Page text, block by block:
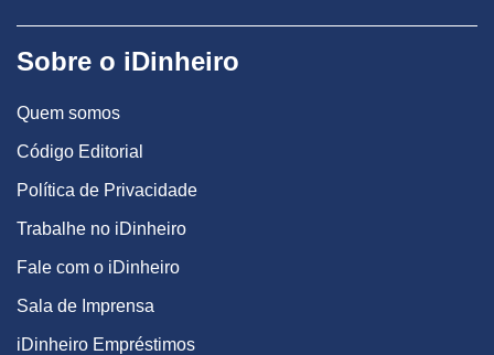
Sobre o iDinheiro
Quem somos
Código Editorial
Política de Privacidade
Trabalhe no iDinheiro
Fale com o iDinheiro
Sala de Imprensa
iDinheiro Empréstimos